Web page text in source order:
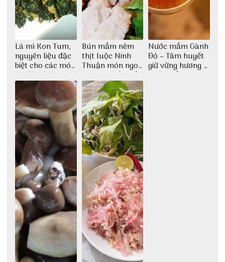
Lá mì Kon Tum,
nguyên liệu đặc
biệt cho các món
ăn độc đáo
Bún mắm nêm
thịt luộc Ninh
Thuận món ngon
dân dã miền biển
Nước mắm Gành
Đỏ – Tâm huyết
giữ vững hương vị
nước mắm sau